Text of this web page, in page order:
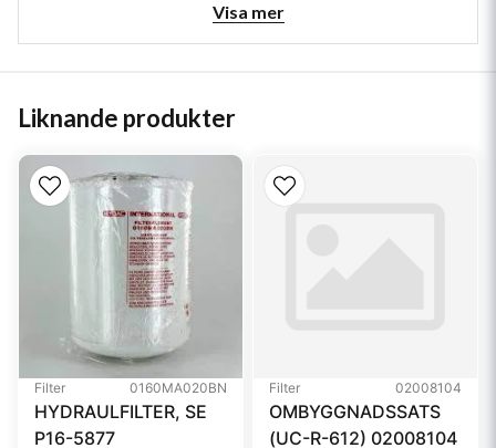
23 micron
Style
Media Type
Visa mer
Liknande produkter
Filter 0160MA020BN
HYDRAULFILTER, SE
P16-5877
Filter 02008104
OMBYGGNADSSATS
(UC-R-612) 02008104